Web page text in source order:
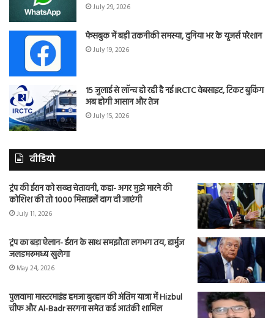
July 29, 2026
फेसबुक में बड़ी तकनीकी समस्या, दुनिया भर के यूजर्स परेशान
July 19, 2026
15 जुलाई से लॉन्च हो रही है नई IRCTC वेबसाइट, टिकट बुकिंग
अब होगी आसान और तेज
July 15, 2026
वीडियो
ट्रंप की ईरान को सख्त चेतावनी, कहा- अगर मुझे मारने की
कोशिश की तो 1000 मिसाइलें दाग दी जाएंगी
July 11, 2026
ट्रंप का बड़ा ऐलान- ईरान के साथ समझौता लगभग तय, हार्मुज
जलडमरूमध्य खुलेगा
May 24, 2026
पुलवामा मास्टरमाइंड हमजा बुरहान की अंतिम यात्रा में Hizbul
चीफ और Al-Badr सरगना समेत कई आतंकी शामिल